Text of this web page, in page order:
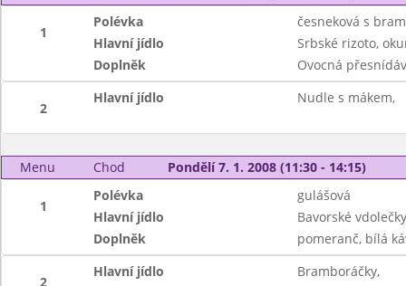
1
Polévka
česneková s
Hlavní jídlo
Srbské rizoto,
Doplněk
Ovocná
2
Hlavní jídlo Nudle s mákem,
Menu Chod Pondělí 7. 1. 2008 (11:30 - 14:15)
1
Polévka
gulášová
Hlavní jídlo
Bavorské
Doplněk
pomeranč, bílá
2
Hlavní jídlo Bramboráčky,